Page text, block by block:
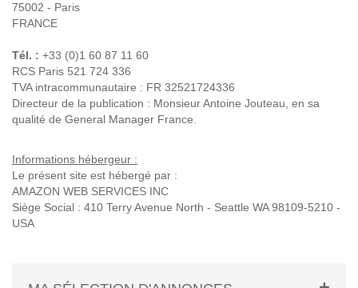
75002 - Paris
FRANCE
Tél. : +33 (0)1 60 87 11 60
RCS Paris 521 724 336
TVA intracommunautaire : FR 32521724336
Directeur de la publication : Monsieur Antoine Jouteau, en sa
qualité de General Manager France.
Informations hébergeur :
Le présent site est hébergé par :
AMAZON WEB SERVICES INC
Siège Social : 410 Terry Avenue North - Seattle WA 98109-5210 -
USA